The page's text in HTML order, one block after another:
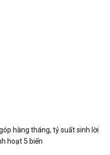
hàng tháng, tỷ suất sinh lời
hoạt 5 biến